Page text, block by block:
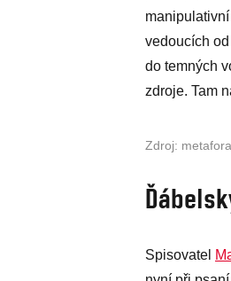
vedoucích
do temných
zdroje. Tam
Zdroj:
Spisovatel